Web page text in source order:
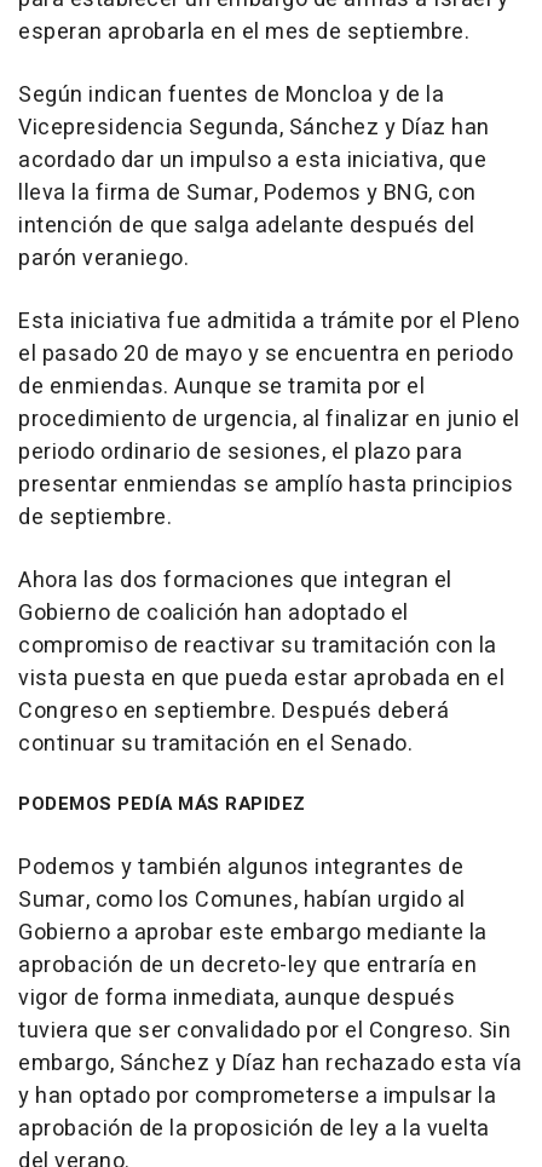
esperan aprobarla en el mes de septiembre.
Según indican fuentes de Moncloa y de la
Vicepresidencia Segunda, Sánchez y Díaz han
acordado dar un impulso a esta iniciativa, que
lleva la firma de Sumar, Podemos y BNG, con
intención de que salga adelante después del
parón veraniego.
Esta iniciativa fue admitida a trámite por el Pleno
el pasado 20 de mayo y se encuentra en periodo
de enmiendas. Aunque se tramita por el
procedimiento de urgencia, al finalizar en junio el
periodo ordinario de sesiones, el plazo para
presentar enmiendas se amplío hasta principios
de septiembre.
Ahora las dos formaciones que integran el
Gobierno de coalición han adoptado el
compromiso de reactivar su tramitación con la
vista puesta en que pueda estar aprobada en el
Congreso en septiembre. Después deberá
continuar su tramitación en el Senado.
PODEMOS PEDÍA MÁS RAPIDEZ
Podemos y también algunos integrantes de
Sumar, como los Comunes, habían urgido al
Gobierno a aprobar este embargo mediante la
aprobación de un decreto-ley que entraría en
vigor de forma inmediata, aunque después
tuviera que ser convalidado por el Congreso. Sin
embargo, Sánchez y Díaz han rechazado esta vía
y han optado por comprometerse a impulsar la
aprobación de la proposición de ley a la vuelta